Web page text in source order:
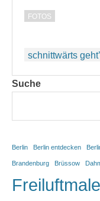
FOTOS
schnittwärts
Suche
Berlin Berlin entdecken
Brandenburg Brüssow